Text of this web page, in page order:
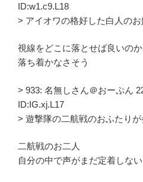
ID:w1.c9.L18
> アイオワの格好した白人の
視線をどこに落とせば良いの
落ち着かなさそう
> 933: 名無しさん＠おーぷん
ID:IG.xj.L17
> 遊撃隊の二航戦のおふたり
二航戦のお二人
自分の中で声がまだ定着しな